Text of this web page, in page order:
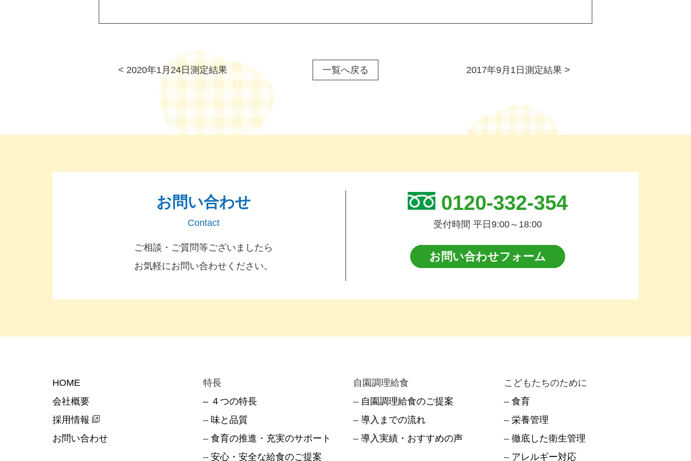
< 2020年1月24日測定結果 一覧へ戻る 2017年9月1日測定結果 >
お問い合わせ
Contact
ご相談・ご質問等ございましたら
お気軽にお問い合わせください。
0120-332-354
受付時間 平日9:00～18:00
お問い合わせフォーム
HOME
会社概要
採用情報
お問い合わせ
特長
– ４つの特長
– 味と品質
– 食育の推進・充実のサポート
– 安心・安全な給食のご提案
自園調理給食
– 自園調理給食のご提案
–導入までの流れ
–導入実績・おすすめの声
こどもたちのために
– 食育
– 栄養管理
– 徹底した衛生管理
– アレルギー対応